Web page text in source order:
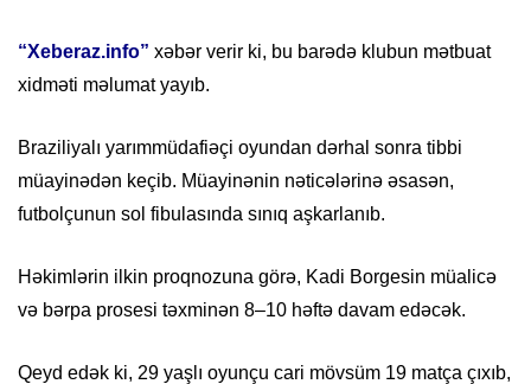
“Xeberaz.info” xəbər verir ki, bu barədə klubun mətbuat
xidməti məlumat yayıb.
Braziliyalı yarımmüdafiəçi oyundan dərhal sonra tibbi
müayinədən keçib. Müayinənin nəticələrinə əsasən,
futbolçunun sol fibulasında sınıq aşkarlanıb.
Həkimlərin ilkin proqnozuna görə, Kadi Borgesin müalicə
və bərpa prosesi təxminən 8–10 həftə davam edəcək.
Qeyd edək ki, 29 yaşlı oyunçu cari mövsüm 19 matça çıxıb,